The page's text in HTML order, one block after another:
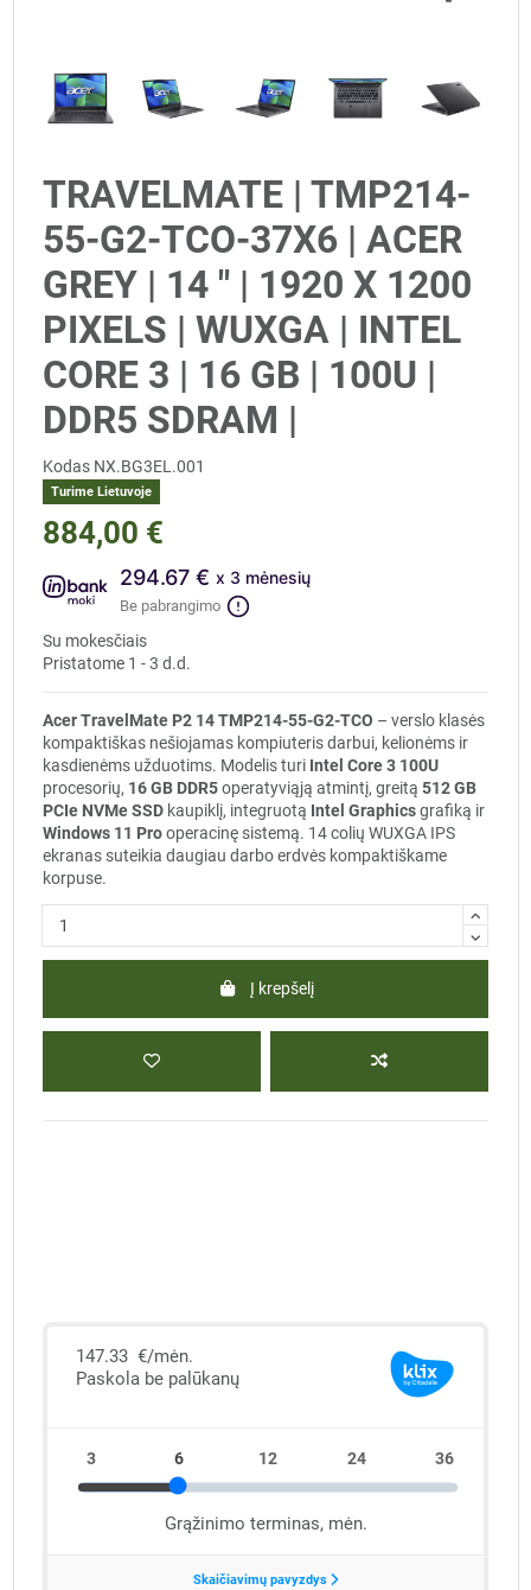
TRAVELMATE | TMP214-
55-G2-TCO-37X6 | ACER
GREY | 14 " | 1920 X 1200
PIXELS | WUXGA | INTEL
CORE 3 | 16 GB | 100U |
DDR5 SDRAM |
Kodas NX.BG3EL.001
Turime Lietuvoje
884,00 €
294.67 € x 3 mėnesių
Be pabrangimo
Su mokesčiais
Pristatome 1 - 3 d.d.
Acer TravelMate P2 14 TMP214-55-G2-TCO – verslo klasės
kompaktiškas nešiojamas kompiuteris darbui, kelionėms ir
kasdienėms užduotims. Modelis turi Intel Core 3 100U
procesorių, 16 GB DDR5operatyviąją atmintį, greitą 512 GB
PCIe NVMe SSD kaupiklį, integruotą Intel Graphicsgrafiką ir
Windows 11 Prooperacinę sistemą. 14 colių WUXGA IPS
ekranas suteikia daugiau darbo erdvės kompaktiškame
korpuse.
Į krepšelį